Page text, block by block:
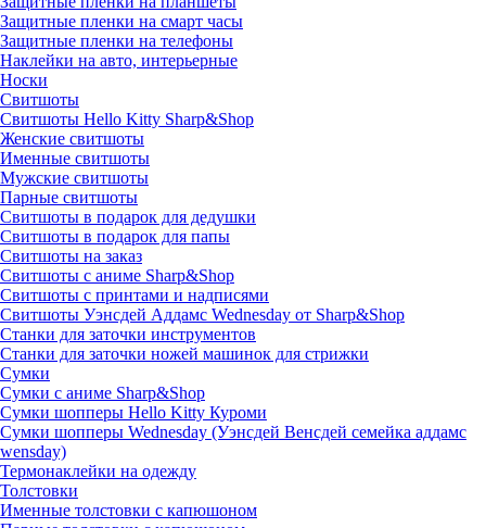
Защитные пленки на смарт часы
Защитные пленки на телефоны
Наклейки на авто, интерьерные
Носки
Свитшоты
Cвитшоты Hello Kitty Sharp&Shop
Женские свитшоты
Именные свитшоты
Мужские свитшоты
Парные свитшоты
Свитшоты в подарок для дедушки
Свитшоты в подарок для папы
Свитшоты на заказ
Свитшоты с аниме Sharp&Shop
Свитшоты с принтами и надписями
Свитшоты Уэнсдей Аддамс Wednesday от Sharp&Shop
Станки для заточки инструментов
Станки для заточки ножей машинок для стрижки
Сумки
Сумки с аниме Sharp&Shop
Сумки шопперы Hello Kitty Куроми
Сумки шопперы Wednesday (Уэнсдей Венсдей семейка аддамс
wensday)
Термонаклейки на одежду
Толстовки
Именные толстовки с капюшоном